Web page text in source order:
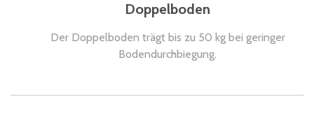
Doppelboden
Der Doppelboden trägt bis zu 50 kg bei geringer
Bodendurchbiegung.